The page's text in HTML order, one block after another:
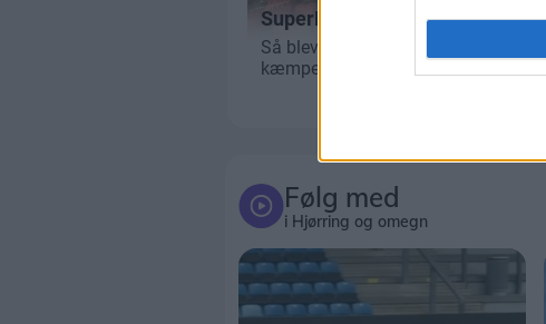
Følg med
i Hjørring og omegn